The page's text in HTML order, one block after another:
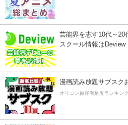
芸能界を志す10代～20
スクール情報はDeview
漫画読み放題サブスク
オリコン顧客満足度ランキン